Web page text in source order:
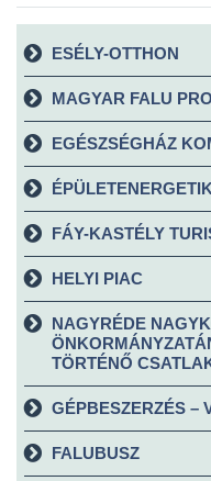
ESÉLY-OTTHON
MAGYAR FALU
EGÉSZSÉGHÁZ
FÁY-KASTÉLY
HELYI PIAC
NAGYRÉDE
TÖRTÉNŐ
GÉPBESZERZÉS –
FALUBUSZ